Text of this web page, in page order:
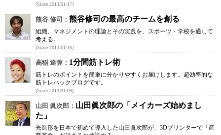
[Since 2013/01/17]
熊谷 修司： 熊谷修司の最高のチームを創る
組織、マネジメントの理論とその実践を、スポーツ・学校を通して
考える。
[Since 2013/01/16]
高稲 達弥： 1分間筋トレ術
筋トレのポイントを簡単に分かりやすくお届けします。超効率的な
筋トレハックブログです。
[Since 2013/01/09]
山田 眞次郎： 山田眞次郎の「メイカーズ始めまし
た」
光造形を日本で初めて導入した山田眞次郎が、3Dプリンターで「産